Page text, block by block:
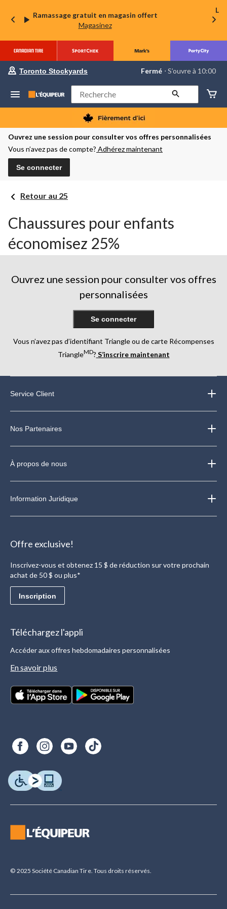
Ramassage gratuit en magasin offert
Magasinez
La
préféré
Toronto
Stockyards,
courament
Fermé,
S’ouvre
à
Toronto Stockyards Fermé ⋅ S’ouvre à 10:00
Rechercher
Ouvrez une session pour consulter vos offres personnalisées
Vous n’avez pas de compte? Adhérez maintenant
Se connecter
Retour au 25
Chaussures pour enfants
économisez 25%
Ouvrez une session pour consulter vos offres
personnalisées
Se connecter
Vous n’avez pas d’identifiant Triangle ou de carte Récompenses
TriangleMD? S’inscrire maintenant
Service Client
Nos Partenaires
À propos de nous
Information Juridique
Offre exclusive!
Inscrivez-vous et obtenez 15 $ de réduction sur votre prochain
achat de 50 $ ou plus*
Inscription
Téléchargez l'appli
Accéder aux offres hebdomadaires personnalisées
En savoir plus
© 2025 Société Canadian Tire. Tous droits réservés.